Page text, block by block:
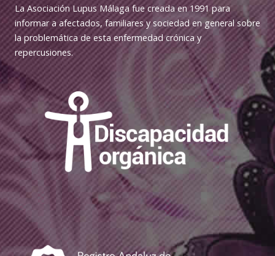
La Asociación Lupus Málaga fue creada en 1991 para
informar a afectados, familiares y sociedad en general sobre
la problemática de esta enfermedad crónica y
repercusiones.